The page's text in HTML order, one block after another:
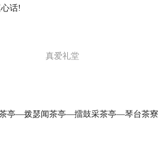
话!
真爱礼堂
亭—拨瑟闻茶亭—擂鼓采茶亭—琴台茶寮